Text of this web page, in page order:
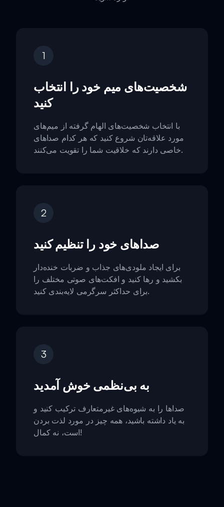
1
شخصیت‌های میم خود را انتخاب
کنید
با انتخاب شخصیت‌های الهام گرفته از میم‌های
مورد علاقه‌تان شروع کنید که هر کدام صداهای
خاصی دارند که خلاقیت شما را تقویت می‌کنند.
2
صداهای خود را تنظیم کنید
برای ایجاد ملودی‌های جذاب و ضربات خنده‌دار
بکشید و رها کنید و افکت‌های صوتی مختلف را
برای حداکثر سرگرمی لایه‌بندی کنید.
3
به بی‌نظمی خوش آمدید
صداها را به شیوه‌های غیرمتعارف ترکیب کنید و
به یاد داشته باشید، همه چیز در مورد لذت بردن
است، نه کمال!